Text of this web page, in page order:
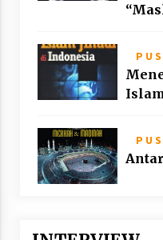
P U
P U